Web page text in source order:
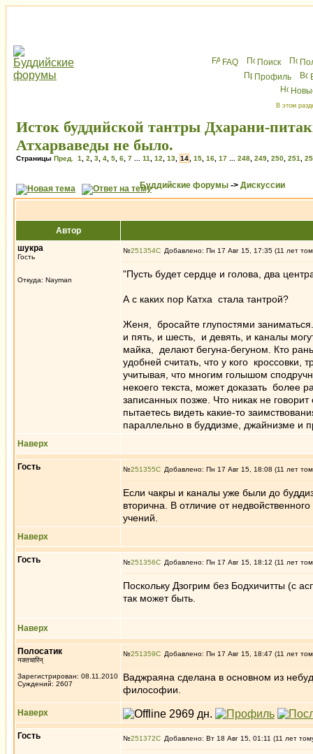
FAQ Поиск
Профиль
В этом
Исток буддийской тантры Дхарани-
Атхарваведы не было.
Страницы Пред. 1 2 3 4 5 6 7 11 12 13 14 15 16 17 248 249 250 251
Буддийские форумы -> Дискуссии
Автор
шукра
Гость
Откуда: Nayman
№251354 Добавлено: Пн 17 Авг 15, 17:35 (11 лет
"Пусть будет сердце и голова, два
А с каких пор Катха стала тантрой?
Женя, бросайте глупостями
и пять, и шесть, и девять, и каналы
майка, делают бегуна-бегуном. Кто
удобней считать, что у кого
учитывая, что многим голышом
некоего текста, может доказать более
записанных позже. Что никак не
пытаетесь видеть какие-то
параллельно в буддизме, джайнизме и
Наверх
Гость №251355 Добавлено: Пн 17 Авг 15, 18:08 (11 лет
Если чакры и каналы уже были до
вторична. В отличие от
учений.
Наверх
Гость №251356 Добавлено: Пн 17 Авг 15, 18:12 (11 лет
Поскольку Дзогрим без Бодхичитты (с
так может быть.
Наверх
Полосатик
नक्तचारिन्
Зарегистрирован: 08.11.2010
Суждений: 2607
№251359 Добавлено: Пн 17 Авг 15, 18:47 (11 лет
Ваджраяна сделана в основном из
философии.
Наверх
Гость №251372 Добавлено: Вт 18 Авг 15, 01:11 (11 лет